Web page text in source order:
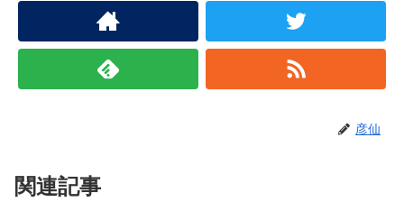
彦仙
関連記事